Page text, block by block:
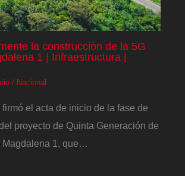
la construcción de la 5G
1 | Infraestructura |
/ Nacional
el acta de inicio de la fase de
proyecto de Quinta Generación de
Magdalena 1, que…